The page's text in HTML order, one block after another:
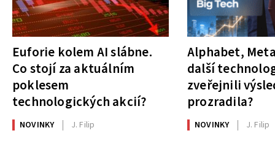
Euforie kolem AI slábne.
Co stojí za aktuálním
poklesem
technologických akcií?
NOVINKY J. Filip
Alphabet,
další
zveřejnili
prozradila?
NOVINKY J. Filip